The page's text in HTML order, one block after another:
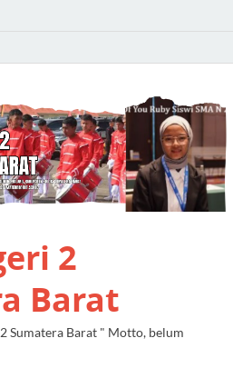
2
Barat
Sumatera Barat " Motto, belum